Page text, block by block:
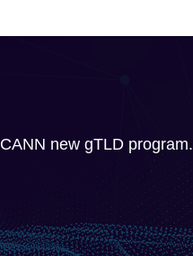
new gTLD program.